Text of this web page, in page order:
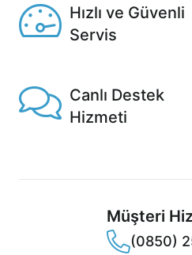
Hızlı ve Güvenli
Servis
Canlı Destek
Hizmeti
Müşteri
(0850)